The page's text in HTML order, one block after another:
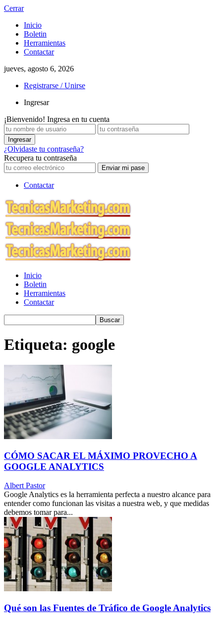
Cerrar
Inicio
Boletin
Herramientas
Contactar
jueves, agosto 6, 2026
Registrarse / Unirse
Ingresar
¡Bienvenido! Ingresa en tu cuenta
¿Olvidaste tu contraseña?
Recupera tu contraseña
Contactar
Inicio
Boletin
Herramientas
Contactar
Etiqueta: google
CÓMO SACAR EL MÁXIMO PROVECHO A
GOOGLE ANALYTICS
Albert Pastor
Google Analytics es la herramienta perfecta a nuestro alcance para
entender como funcionan las visitas a nuestra web, y que medidas
debemos tomar para...
Qué son las Fuentes de Tráfico de Google Analytics